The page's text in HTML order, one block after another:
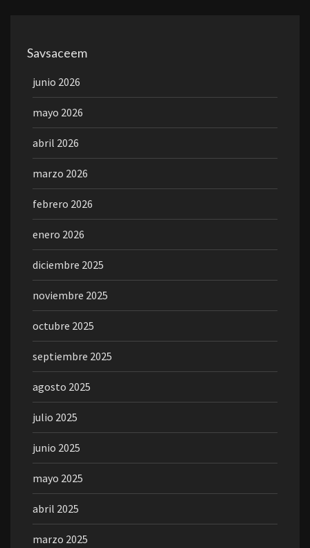
Savsaceem
junio 2026
mayo 2026
abril 2026
marzo 2026
febrero 2026
enero 2026
diciembre 2025
noviembre 2025
octubre 2025
septiembre 2025
agosto 2025
julio 2025
junio 2025
mayo 2025
abril 2025
marzo 2025